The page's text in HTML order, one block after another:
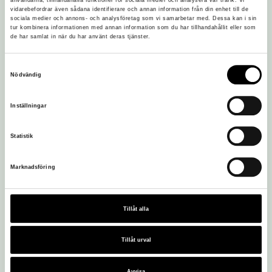
vidarebefordrar även sådana identifierare och annan information från din enhet till de
sociala medier och annons- och analysföretag som vi samarbetar med. Dessa kan i sin
tur kombinera informationen med annan information som du har tillhandahållit eller som
de har samlat in när du har använt deras tjänster.
Nödvändig
Inställningar
Statistik
Marknadsföring
Tillåt alla
Tillåt urval
605 97 Norrköping